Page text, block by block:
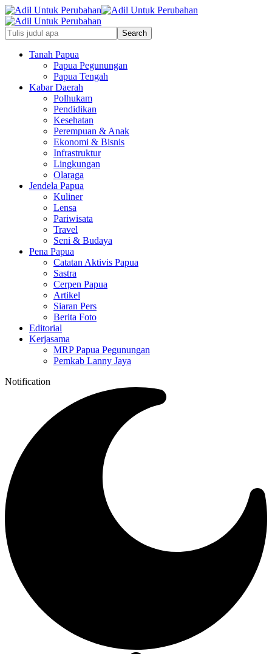
Tanah Papua
Papua Pegunungan
Papua Tengah
Kabar Daerah
Polhukam
Pendidikan
Kesehatan
Perempuan & Anak
Ekonomi & Bisnis
Infrastruktur
Lingkungan
Olaraga
Jendela Papua
Kuliner
Lensa
Pariwisata
Travel
Seni & Budaya
Pena Papua
Catatan Aktivis Papua
Sastra
Cerpen Papua
Artikel
Siaran Pers
Berita Foto
Editorial
Kerjasama
MRP Papua Pegunungan
Pemkab Lanny Jaya
Notification